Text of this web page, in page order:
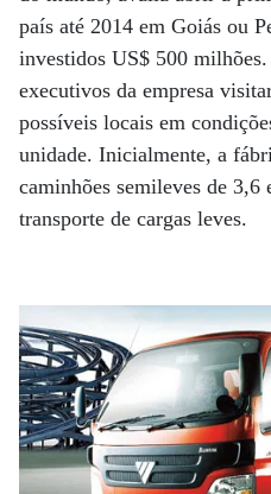
país até 2014 em Goiás ou
investidos US$ 500
executivos da empresa
possíveis locais em
unidade. Inicialmente, a
caminhões semileves de 3,6
transporte de cargas leves.